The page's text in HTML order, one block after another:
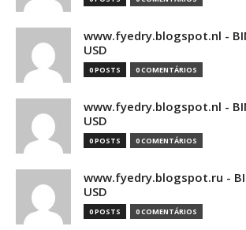
www.fyedry.blogspot.nl -
USD
0 POSTS 0 COMENTÁRIOS
www.fyedry.blogspot.nl -
USD
0 POSTS 0 COMENTÁRIOS
www.fyedry.blogspot.ru -
USD
0 POSTS 0 COMENTÁRIOS